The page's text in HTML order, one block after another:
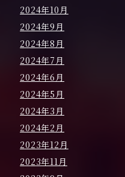
2024年10月
2024年9月
2024年8月
2024年7月
2024年6月
2024年5月
2024年3月
2024年2月
2023年12月
2023年11月